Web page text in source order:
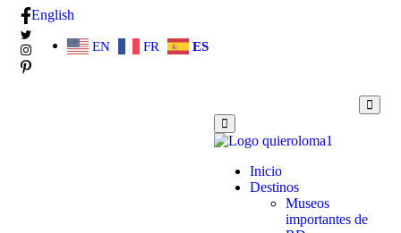
English
EN FR ES
Inicio
Destinos
Museos
importantes de